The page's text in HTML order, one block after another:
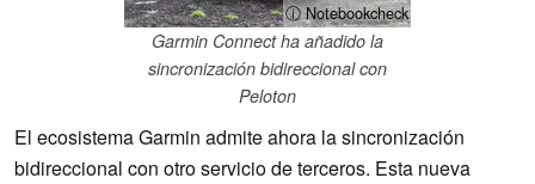
ⓘ Notebookcheck
Garmin Connect ha añadido la
sincronización bidireccional con
Peloton
El ecosistema Garmin admite ahora la sincronización
bidireccional con otro servicio de terceros. Esta nueva